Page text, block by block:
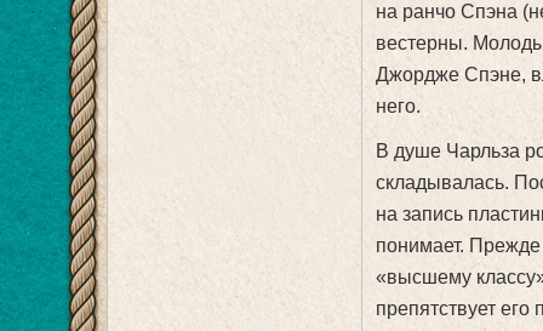
на ранчо Спэна
вестерны.
Джордже Спэне,
него.
В душе Чарльза
складывалась.
на запись
понимает.
«высшему
препятствует